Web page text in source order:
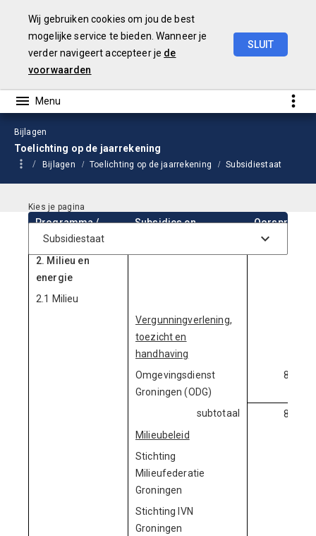
Wij gebruiken cookies om jou de best
mogelijke service te bieden. Wanneer je
verder navigeert accepteer je de
voorwaarden
SLUIT
Bijlagen
Toelichting op de jaarrekening
Bijlagen Toelichting op de jaarrekening Subsidiestaat
Programma /
Deelprogramma
Subsidies en
raming
2. Milieu en
energie
2.1 Milieu
Vergunningverlening,
toezicht en
handhaving
Omgevingsdienst
Groningen (ODG)
subtotaal
Milieubeleid
Stichting
Milieufederatie
Groningen
Stichting IVN
Groningen